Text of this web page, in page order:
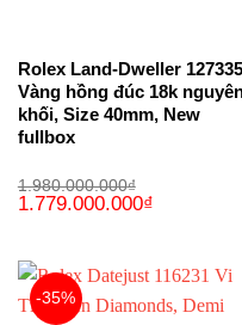
Rolex Land-Dweller
Vàng hồng đúc 18k
khối, Size 40mm, New
fullbox
1.980.000.000₫
Giá
gốc
1.779.000.000₫Giá
-35%